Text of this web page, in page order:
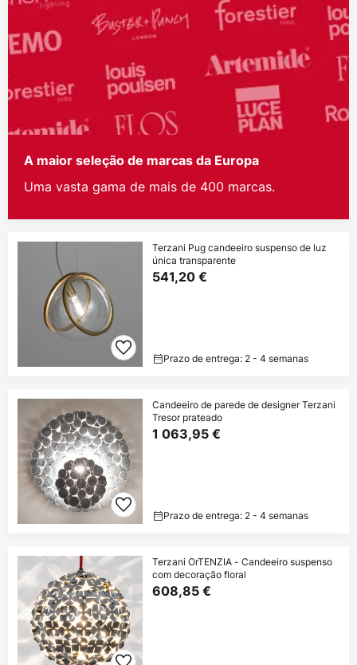
A maior seleção de marcas da Europa
Uma vasta gama de mais de 400 marcas.
Terzani Pug candeeiro suspenso de luz
única transparente
541,20 €
Prazo de entrega: 2 - 4 semanas
Candeeiro de parede de designer Terzani
Tresor prateado
1 063,95 €
Prazo de entrega: 2 - 4 semanas
Terzani OrTENZIA - Candeeiro suspenso
com decoração floral
608,85 €